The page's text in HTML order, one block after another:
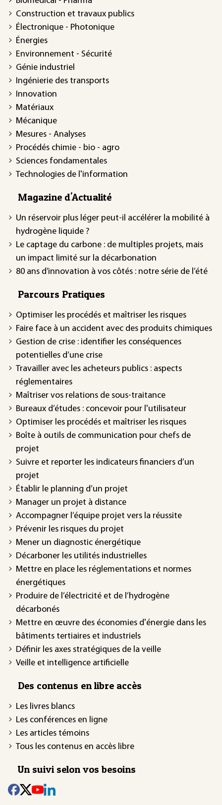
Construction et travaux publics
Électronique - Photonique
Énergies
Environnement - Sécurité
Génie industriel
Ingénierie des transports
Innovation
Matériaux
Mécanique
Mesures - Analyses
Procédés chimie - bio - agro
Sciences fondamentales
Technologies de l'information
Magazine d'Actualité
Un réservoir plus léger peut-il accélérer la mobilité à
hydrogène liquide ?
Le captage du carbone : de multiples projets, mais
un impact limité sur la décarbonation
80 ans d’innovation à vos côtés : notre série de l’été
Parcours Pratiques
Optimiser les procédés et maîtriser les risques
Faire face à un accident avec des produits chimiques
Gestion de crise : identifier les conséquences
potentielles d’une crise
Travailler avec les acheteurs publics : aspects
réglementaires
Maîtriser vos relations de sous-traitance
Bureaux d’études : concevoir pour l'utilisateur
Optimiser les procédés et maîtriser les risques
Boîte à outils de communication pour chefs de
projet
Suivre et reporter les indicateurs financiers d’un
projet
Établir le planning d’un projet
Manager un projet à distance
Accompagner l’équipe projet vers la réussite
Prévenir les risques du projet
Mener un diagnostic énergétique
Décarboner les utilités industrielles
Mettre en place les réglementations et normes
énergétiques
Produire de l’électricité et de l’hydrogène
décarbonés
Mettre en œuvre des économies d'énergie dans les
bâtiments tertiaires et industriels
Définir les axes stratégiques de la veille
Veille et intelligence artificielle
Des contenus en libre accès
Les livres blancs
Les conférences en ligne
Les articles témoins
Tous les contenus en accès libre
Un suivi selon vos besoins